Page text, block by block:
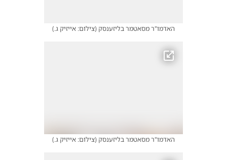
האדמו"ר מסאטמר בליזענסק (צילום: אייזיק ג.)
האדמו"ר מסאטמר בליזענסק (צילום: אייזיק ג.)